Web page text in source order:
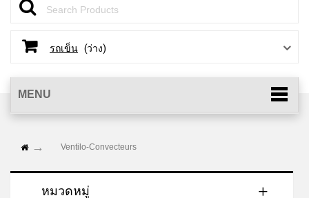
รถเข็น (ว่าง)
MENU
Ventilo-Convecteurs
หมวดหมู่